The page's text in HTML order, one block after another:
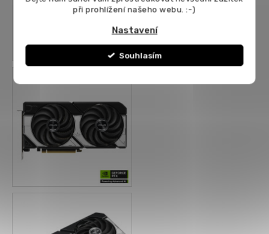
při prohlížení našeho webu. :-)
Nastavení
Souhlasím